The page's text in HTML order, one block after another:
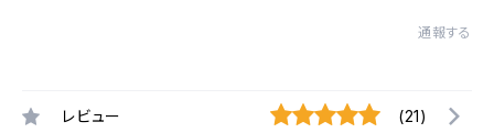
通報する
レビュー (21)